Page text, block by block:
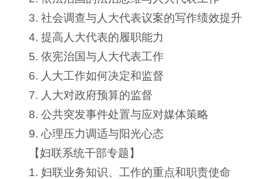
3. 社会调查与人大代表议案的写作绩效提升
4. 提高人大代表的履职能力
5. 依宪治国与人大代表工作
6. 人大工作如何决定和监督
7. 人大对政府预算的监督
8. 公共突发事件处置与应对媒体策略
9. 心理压力调适与阳光心态
【妇联系统干部专题】
1. 妇联业务知识、工作的重点和职责使命